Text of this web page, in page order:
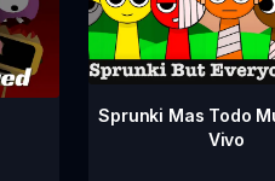
Sprunki Mas Todo
Vivo